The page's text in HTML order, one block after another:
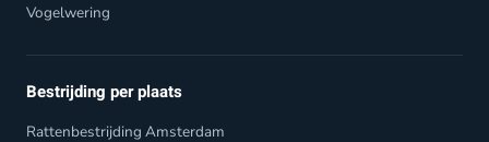
Vogelwering
Bestrijding per plaats
Rattenbestrijding Amsterdam